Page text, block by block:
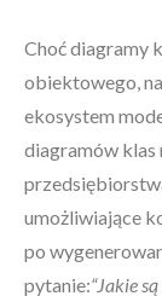
Choć diagramy
obiektowego,
ekosystem
diagramów klas
umożliwiające
po
pytanie:“Jakie